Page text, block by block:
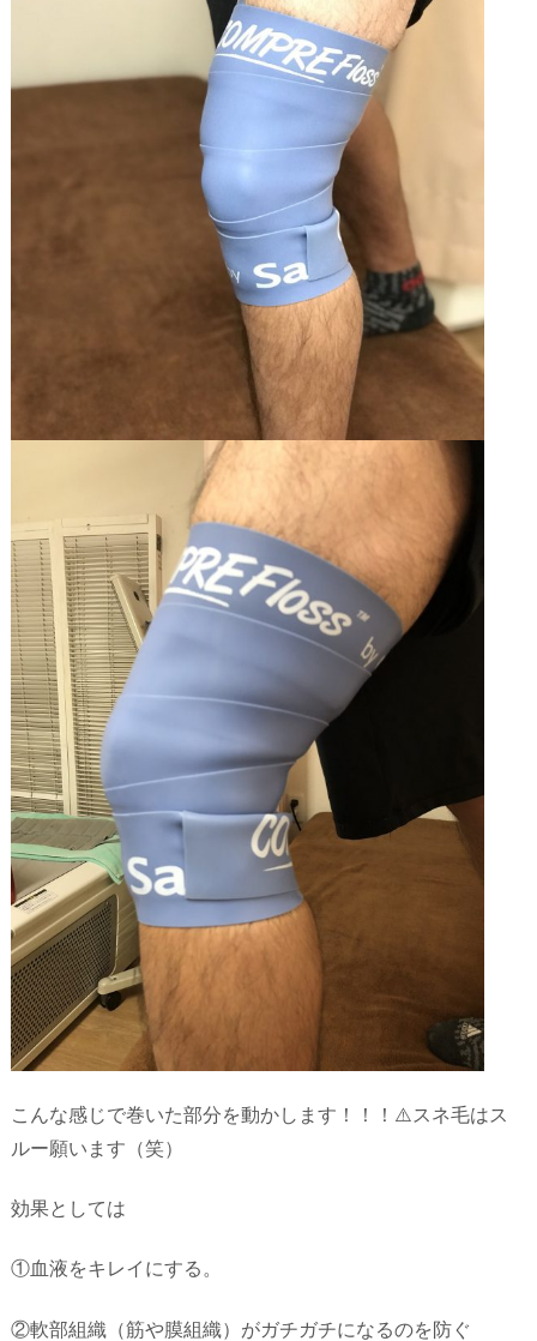
こんな感じで巻いた部分を動かします！！！⚠️スネ毛はス
ルー願います（笑）
効果としては
①血液をキレイにする。
②軟部組織（筋や膜組織）がガチガチになるのを防ぐ